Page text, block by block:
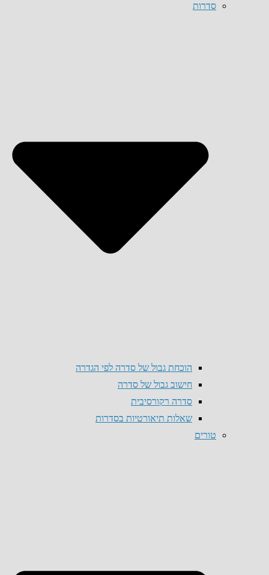
סדרות
הוכחת גבול של סדרה לפי הגדרה
חישוב גבול של סדרה
סדרה רקורסיבית
שאלות תיאורטיות בסדרות
טורים